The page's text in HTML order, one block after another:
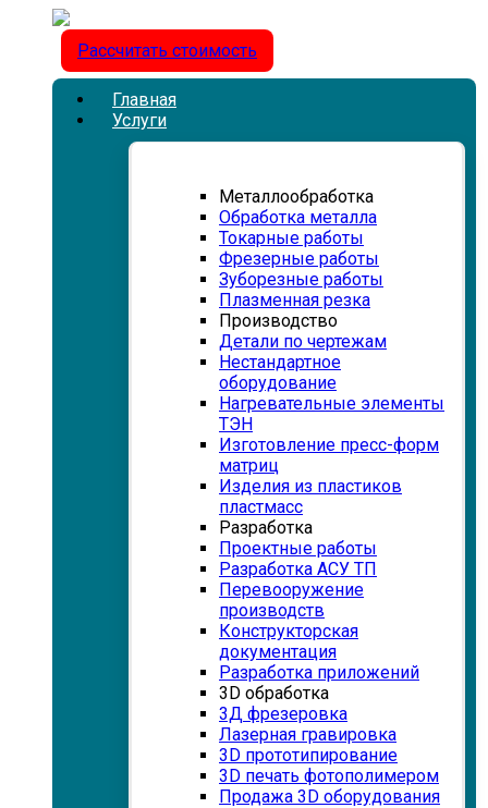
Рассчитать стоимость
Главная
Услуги
Металлообработка
Обработка металла
Токарные работы
Фрезерные работы
Зуборезные работы
Плазменная резка
Производство
Детали по чертежам
Нестандартное
оборудование
Нагревательные элементы
ТЭН
Изготовление пресс-форм
матриц
Изделия из пластиков
пластмасс
Разработка
Проектные работы
Разработка АСУ ТП
Перевооружение
производств
Конструкторская
документация
Разработка приложений
3D обработка
3Д фрезеровка
Лазерная гравировка
3D прототипирование
3D печать фотополимером
Продажа 3D оборудования